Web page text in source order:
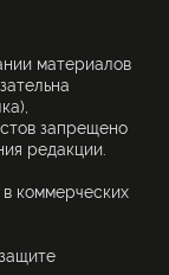
материалов
запрещено
редакции.
коммерческих